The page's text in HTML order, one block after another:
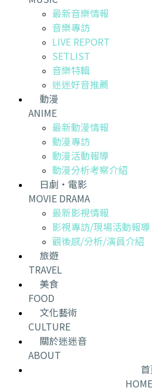
最新音樂情報
音樂專訪
LIVE REPORT
SETLIST
音樂特輯
迷迷好音推薦
動漫
ANIME
最新動漫情報
動漫專訪
動漫活動報導
動漫分析考察介紹
日劇・電影
MOVIE DRAMA
最新影視情報
影視專訪/現場活動報導
觀後感/分析/演員介紹
旅遊
TRAVEL
美食
FOOD
文化藝術
CULTURE
關於迷迷音
ABOUT
HOME